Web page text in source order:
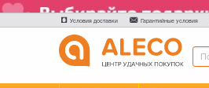
Условия доставки Гарантийные условия